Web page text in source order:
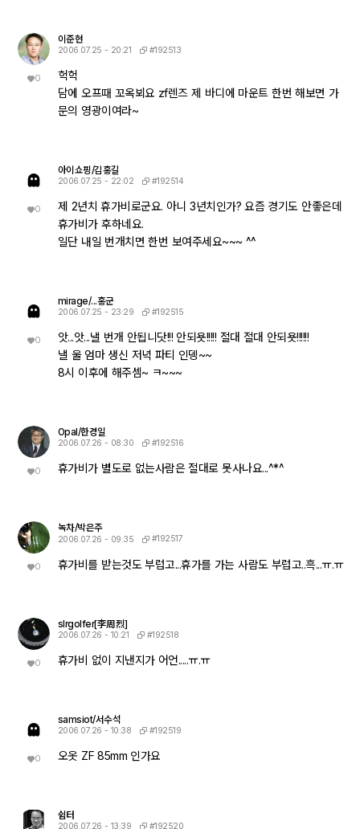
0
이준현
2006.07.25 - 20:21 #192513
헉헉
담에 오프때 꼬옥뵈요 zf렌즈 제 바디에 마운트 한번 해보면 가
문의 영광이여라~
0
아이쇼핑/김홍길
2006.07.25 - 22:02 #192514
제 2년치 휴가비로군요. 아니 3년치인가? 요즘 경기도 안좋은데
휴가비가 후하네요.
일단 내일 번개치면 한번 보여주세요~~~ ^^
0
mirage/...홍군
2006.07.25 - 23:29 #192515
앗...앗...낼 번개 안됩니닷!!! 안되욧!!!!! 절대 절대 안되욧!!!!!!
낼 울 엄마 생신 저녁 파티 인뎅~~
8시 이후에 해주셈~ ㅋ~~~
0
Opal/한경일
2006.07.26 - 08:30 #192516
휴가비가 별도로 없는사람은 절대로 못사나요...^*^
0
녹차/박은주
2006.07.26 - 09:35 #192517
휴가비를 받는것도 부럽고...휴가를 가는 사람도 부럽고..흑...ㅠ.ㅠ
0
slrgolfer[李周烈]
2006.07.26 - 10:21 #192518
휴가비 없이 지낸지가 어언.....ㅠ.ㅠ
0
samsiot/서수석
2006.07.26 - 10:38 #192519
오옷 ZF 85mm 인가요
쉼터
2006.07.26 - 13:39 #192520